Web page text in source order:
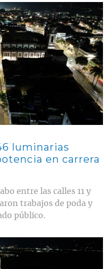
luminarias
en carrera
entre las calles 11 y
trabajos de poda y
público.